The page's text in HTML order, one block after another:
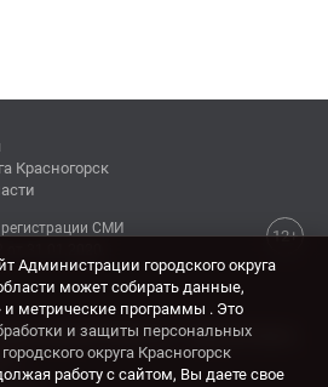
Красногорск
12+
СМИ
область, г. Красногорск,
4.
Администрации городского округа
может собирать данные,
метрические программы . Это
и защиты персональных
округа Красногорск
работу с сайтом, Вы даете свое